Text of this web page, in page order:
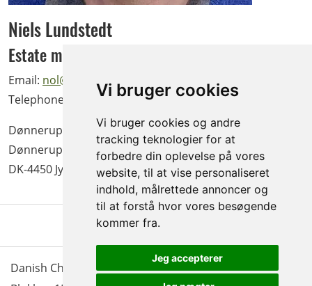
Vi bruger cookies
Vi bruger cookies og andre
tracking teknologier for at
forbedre din oplevelse på vores
website, til at vise personaliseret
indhold, målrettede annoncer og
til at forstå hvor vores besøgende
kommer fra.
Jeg accepterer
Niels Lundstedt
Estate manager
Email: nol@doennerup.dk
Telephone
+45 5136 7540
Dønnerup A/S
Dønnerupvej 18
DK-4450 Jyderup
Danish Christmas Tree Association - trees & greenery |